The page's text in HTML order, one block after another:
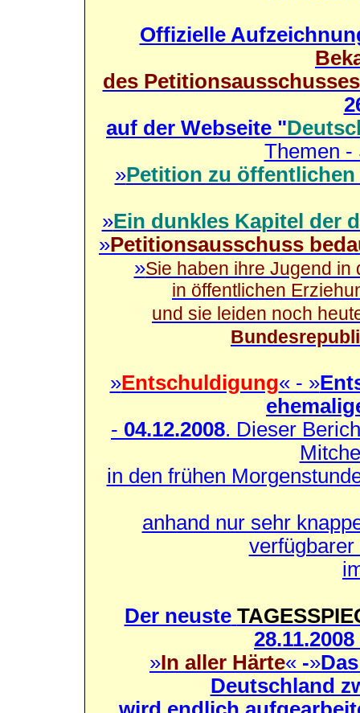
Offizielle
des
auf der Webseite "
Themen -
»Petition zu öffentlichen
»Ein dunkles Kapitel der
»Petitionsausschuss
»Sie haben ihre Jugend
in öffentlichen
und sie leiden noch
»Entschuldigung« - »
- 04.12.2008. Dieser
in den frühen
anhand nur sehr
Der neuste
»In aller Härte« -»
Deutschland